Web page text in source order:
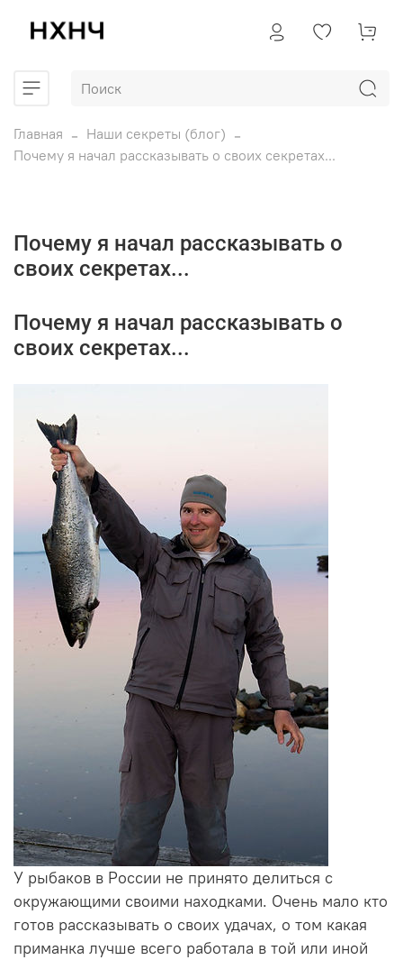
Главная
Наши секреты (блог)
Почему я начал рассказывать о своих секретах...
Почему я начал рассказывать о
своих секретах...
Почему я начал рассказывать о
своих секретах...
У рыбаков в России не принято делиться с
окружающими своими находками. Очень мало кто
готов рассказывать о своих удачах, о том какая
приманка лучше всего работала в той или иной